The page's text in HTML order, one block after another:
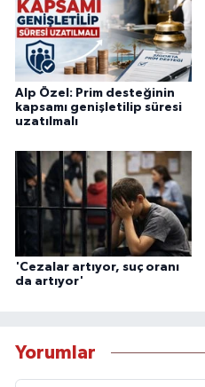
Alp Özel: Prim desteğinin
kapsamı genişletilip süresi
uzatılmalı
'Cezalar artıyor, suç oranı
da artıyor'
Yorumlar